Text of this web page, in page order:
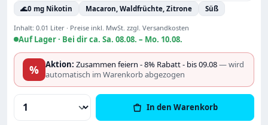
🌊0 mg Nikotin Macaron, Waldfrüchte, Zitrone Süß
Inhalt: 0.01 Liter · Preise inkl. MwSt. zzgl. Versandkosten
Auf Lager · Bei dir ca. Sa. 08.08. – Mo. 10.08.
% Aktion: Zusammen feiern - 8% Rabatt - bis 09.08— wird
automatisch im Warenkorb abgezogen
Produkt Anzahl: Gib den gewünschten
In den Warenkorb